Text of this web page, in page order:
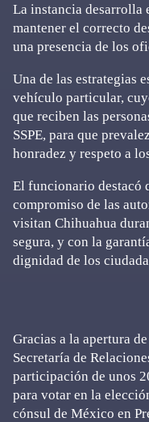
La instancia desarrolla
mantener el correcto
una presencia de los
Una de las estrategias
vehículo particular,
que reciben las
SSPE, para que
honradez y respeto a
El funcionario destacó
compromiso de las
visitan Chihuahua
segura, y con la
dignidad de los
Gracias a la apertura
Secretaría de
participación de unos
para votar en la
cónsul de México en